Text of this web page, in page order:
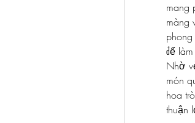
mang
màng
để
Nhờ
món
hoa
thuận